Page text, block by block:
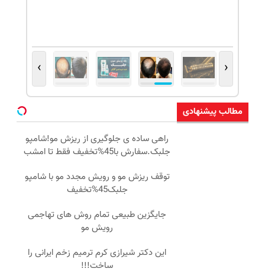
‹
›
مطالب پیشنهادی
راهی ساده ی جلوگیری از ریزش مو!شامپو
جلبک.سفارش با45%تخفیف فقط تا امشب
توقف ریزش مو و رویش مجدد مو با شامپو
جلبک45%تخفیف
جایگزین طبیعی تمام روش های تهاجمی
رویش مو
این دکتر شیرازی کرم ترمیم زخم ایرانی را
ساخت!!!